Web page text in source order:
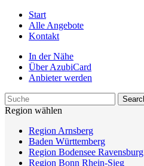
Start
Alle Angebote
Kontakt
In der Nähe
Über AzubiCard
Anbieter werden
Region wählen
Region Arnsberg
Baden Württemberg
Region Bodensee Ravensburg
Region Bonn Rhein-Sieg